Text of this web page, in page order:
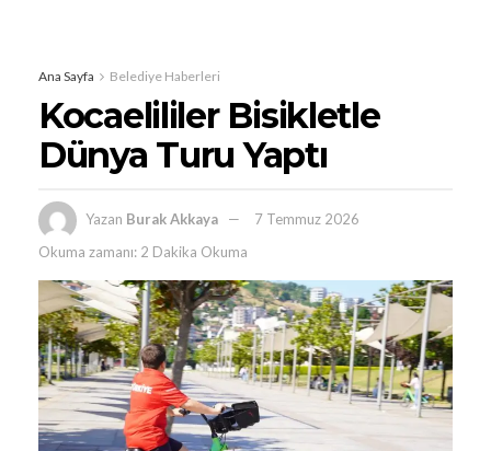
Ana Sayfa Belediye Haberleri
Kocaelililer Bisikletle
Dünya Turu Yaptı
Yazan Burak Akkaya
7 Temmuz 2026
Okuma zamanı: 2 Dakika Okuma